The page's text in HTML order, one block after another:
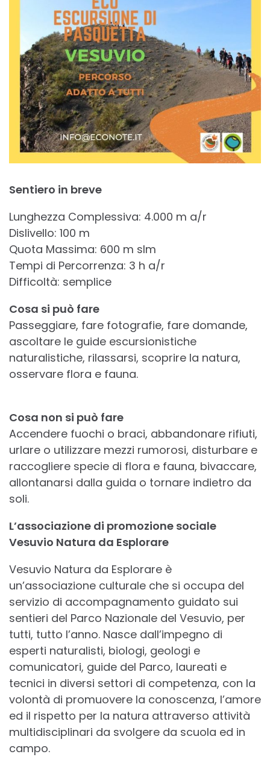
Sentiero in breve
Lunghezza Complessiva: 4.000 m a/r
Dislivello: 100 m
Quota Massima: 600 m slm
Tempi di Percorrenza: 3 h a/r
Difficoltà: semplice
Cosa si può fare
Passeggiare, fare fotografie, fare domande,
ascoltare le guide escursionistiche
naturalistiche, rilassarsi, scoprire la natura,
osservare flora e fauna.
Cosa non si può fare
Accendere fuochi o braci, abbandonare rifiuti,
urlare o utilizzare mezzi rumorosi, disturbare e
raccogliere specie di flora e fauna, bivaccare,
allontanarsi dalla guida o tornare indietro da
soli.
L’associazione di promozione sociale
Vesuvio Natura da Esplorare
Vesuvio Natura da Esplorare è
un’associazione culturale che si occupa del
servizio di accompagnamento guidato sui
sentieri del Parco Nazionale del Vesuvio, per
tutti, tutto l’anno. Nasce dall’impegno di
esperti naturalisti, biologi, geologi e
comunicatori, guide del Parco, laureati e
tecnici in diversi settori di competenza, con la
volontà di promuovere la conoscenza, l’amore
ed il rispetto per la natura attraverso attività
multidisciplinari da svolgere da scuola ed in
campo.